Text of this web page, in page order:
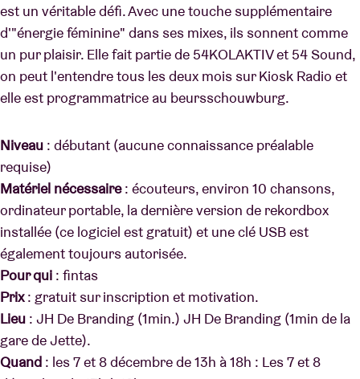
est un véritable défi. Avec une touche supplémentaire
d'"énergie féminine" dans ses mixes, ils sonnent comme
un pur plaisir. Elle fait partie de 54KOLAKTIV et 54 Sound,
on peut l'entendre tous les deux mois sur Kiosk Radio et
elle est programmatrice au beursschouwburg.
Niveau : débutant (aucune connaissance préalable
requise)
Matériel nécessaire: écouteurs, environ 10 chansons,
ordinateur portable, la dernière version de rekordbox
installée (ce logiciel est gratuit) et une clé USB est
également toujours autorisée.
Pour qui : fintas
Prix: gratuit sur inscription et motivation.
Lieu : JH De Branding (1min.) JH De Branding (1min de la
gare de Jette).
Quand : les 7 et 8 décembre de 13h à 18h : Les 7 et 8